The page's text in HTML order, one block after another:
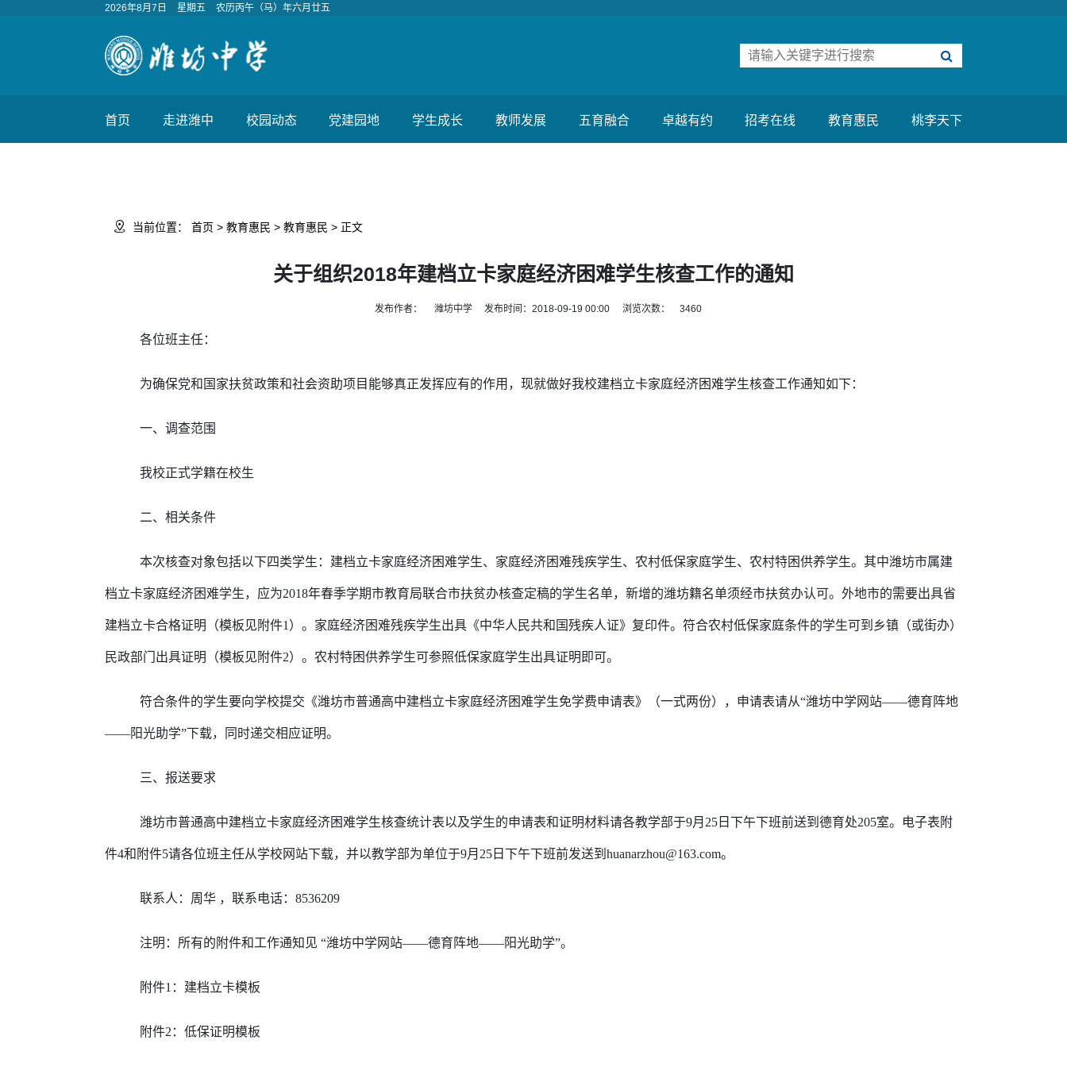
2026年8月7日 星期五 农历丙午（马）年六月廿五
首页 走进潍中 校园动态 党建园地 学生成长 教师发展 五育融合 卓越有约 招考在线 教育惠民 桃李天下
 当前位置： 首页 > 教育惠民 > 教育惠民 > 正文
关于组织2018年建档立卡家庭经济困难学生核查工作的通知
发布作者： 潍坊中学 发布时间：2018-09-19 00:00 浏览次数： 3460
各位班主任：
为确保党和国家扶贫政策和社会资助项目能够真正发挥应有的作用，现就做好我校建档立卡家庭经济困难学生核查工作通知如下：
一、调查范围
我校正式学籍在校生
二、相关条件
本次核查对象包括以下四类学生：建档立卡家庭经济困难学生、家庭经济困难残疾学生、农村低保家庭学生、农村特困供养学生。其中潍坊市属建
档立卡家庭经济困难学生，应为2018年春季学期市教育局联合市扶贫办核查定稿的学生名单，新增的潍坊籍名单须经市扶贫办认可。外地市的需要出具省
建档立卡合格证明（模板见附件1）。家庭经济困难残疾学生出具《中华人民共和国残疾人证》复印件。符合农村低保家庭条件的学生可到乡镇（或街办）
民政部门出具证明（模板见附件2）。农村特困供养学生可参照低保家庭学生出具证明即可。
符合条件的学生要向学校提交《潍坊市普通高中建档立卡家庭经济困难学生免学费申请表》（一式两份），申请表请从“潍坊中学网站——德育阵地
——阳光助学”下载，同时递交相应证明。
三、报送要求
潍坊市普通高中建档立卡家庭经济困难学生核查统计表以及学生的申请表和证明材料请各教学部于9月25日下午下班前送到德育处205室。电子表附
件4和附件5请各位班主任从学校网站下载，并以教学部为单位于9月25日下午下班前发送到huanarzhou@163.com。
联系人：周华 ，联系电话：8536209
注明：所有的附件和工作通知见 “潍坊中学网站——德育阵地——阳光助学”。
附件1：建档立卡模板
附件2：低保证明模板